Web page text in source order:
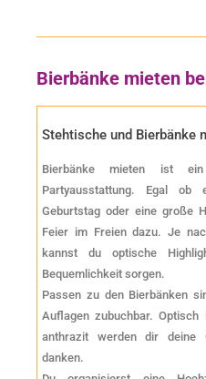
Bierbänke mieten
Stehtische und Bierbänke
Bierbänke mieten ist
Partyausstattung. Egal ob
Geburtstag oder eine große
Feier im Freien dazu. Je
kannst du optische
Bequemlichkeit sorgen.
Passen zu den Bierbänken
Auflagen zubuchbar.
anthrazit werden dir deine
danken.